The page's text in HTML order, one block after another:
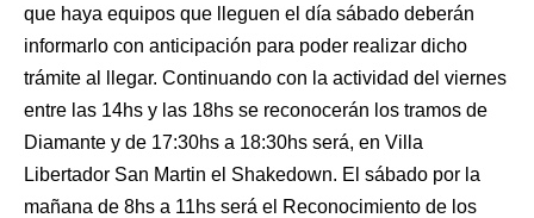
que haya equipos que lleguen el día sábado deberán
informarlo con anticipación para poder realizar dicho
trámite al llegar. Continuando con la actividad del viernes
entre las 14hs y las 18hs se reconocerán los tramos de
Diamante y de 17:30hs a 18:30hs será, en Villa
Libertador San Martin el Shakedown. El sábado por la
mañana de 8hs a 11hs será el Reconocimiento de los